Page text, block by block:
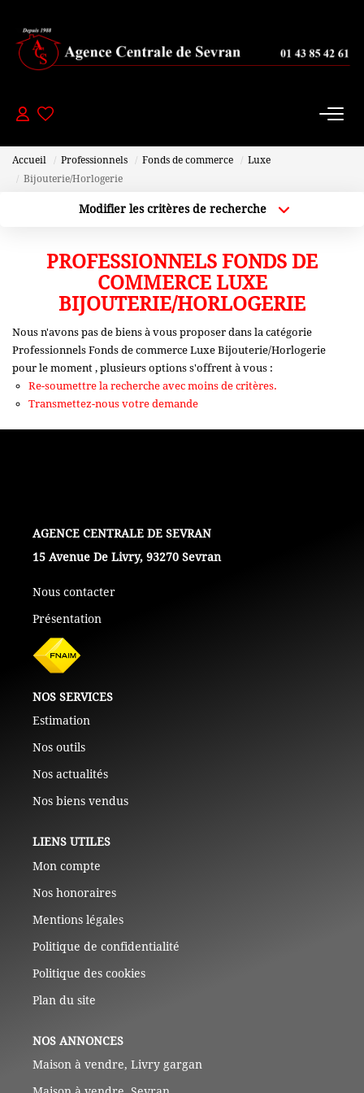
De 200 000 À 300 000 Euros
De 300 000 À 450 000 Euros
+ De 450 000 Euros
APPARTEMENTS
-150000 Euros
De 150 000 À 200 000 Euros
De 200 000 À 250 000 Euros
+ De 250 000 Euros
NOTRE AGENCE
Accueil Professionnels Fonds de commerce
Luxe
Bijouterie/Horlogerie
Modifier les critères de recherche
Plus de critères
Créer une alerte
PROFESSIONNELS FONDS DE
COMMERCE LUXE
BIJOUTERIE/HORLOGERIE
Nous n'avons pas de biens à vous proposer dans la catégorie
Professionnels Fonds de commerce Luxe Bijouterie/Horlogerie
pour le moment , plusieurs options s'offrent à vous :
Re-soumettre la recherche avec moins de critères.
Transmettez-nous votre demande
L'AGENCE
15 Avenue De Livry, 93270 Sevran
Nous contacter
Présentation
NOS SERVICES
Estimation
Nos outils
Nos actualités
Nos biens vendus
LIENS UTILES
Mon compte
Nos honoraires
Mentions légales
Politique de confidentialité
Politique des cookies
Plan du site
NOS ANNONCES
Maison à vendre, Livry gargan